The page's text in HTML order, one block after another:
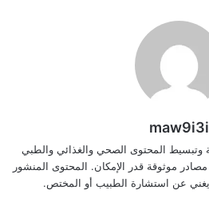
maw9i3i
وتبسيط المحتوى الصحي والغذائي والطبي
موثوقة قدر الإمكان. المحتوى المنشور
عن استشارة الطبيب أو المختص.